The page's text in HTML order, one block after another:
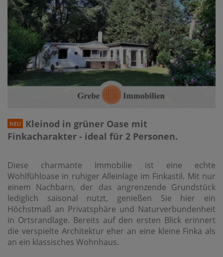
NEU
Kleinod in grüner Oase mit
Finkacharakter - ideal für 2 Personen.
Diese charmante Immobilie ist eine echte
Wohlfühloase in ruhiger Alleinlage im Finkastil. Mit nur
einem Nachbarn, der das angrenzende Grundstück
lediglich saisonal nutzt, genießen Sie hier ein
Höchstmaß an Privatsphäre und Naturverbundenheit
in Ortsrandlage. Bereits auf den ersten Blick erinnert
die verspielte Architektur eher an eine kleine Finka als
an ein klassisches Wohnhaus.